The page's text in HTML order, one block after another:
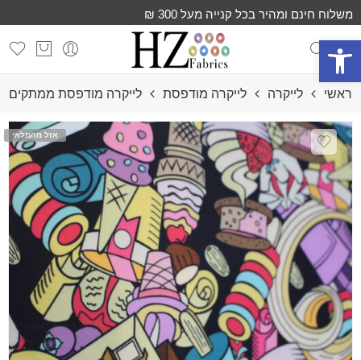
פתח סרגל נגישות
משלוח חינם ומהיר בכל קנייה מעל 300 ₪
ראשי לייקרה לייקרה מודפסת לייקרה מודפסת ממתקים
אזל מהמלאי